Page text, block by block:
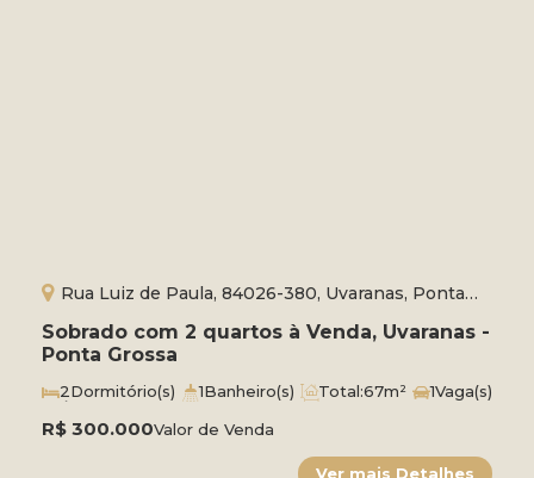
Sobrado com 2 quartos à Venda, Uvaranas -
Ponta Grossa
R$ 300.000Valor de Venda
Rua Luiz de Paula, 84026-380, Uvaranas, Ponta
Grossa, Paraná, Brasil
2Dormitório(s) 1Banheiro(s) Total:67m² 1Vaga(s)